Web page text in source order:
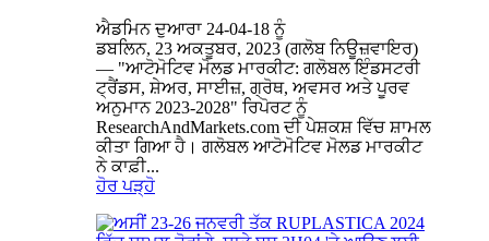
ਐਡਮਿਨ ਦੁਆਰਾ 24-04-18 ਨੂੰ
ਡਬਲਿਨ, 23 ਅਕਤੂਬਰ, 2023 (ਗਲੋਬ ਨਿਊਜ਼ਵਾਇਰ)
— "ਆਟੋਮੋਟਿਵ ਮੋਲਡ ਮਾਰਕੀਟ: ਗਲੋਬਲ ਇੰਡਸਟਰੀ
ਟ੍ਰੈਂਡਸ, ਸ਼ੇਅਰ, ਸਾਈਜ਼, ਗ੍ਰੋਥ, ਅਵਸਰ ਅਤੇ ਪੂਰਵ
ਅਨੁਮਾਨ 2023-2028" ਰਿਪੋਰਟ ਨੂੰ
ResearchAndMarkets.com ਦੀ ਪੇਸ਼ਕਸ਼ ਵਿੱਚ ਸ਼ਾਮਲ
ਕੀਤਾ ਗਿਆ ਹੈ। ਗਲੋਬਲ ਆਟੋਮੋਟਿਵ ਮੋਲਡ ਮਾਰਕੀਟ
ਨੇ ਕਾਫ਼ੀ...
ਹੋਰ ਪੜ੍ਹੋ